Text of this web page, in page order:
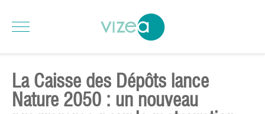
La Caisse des Dépôts lance
Nature 2050 : un nouveau